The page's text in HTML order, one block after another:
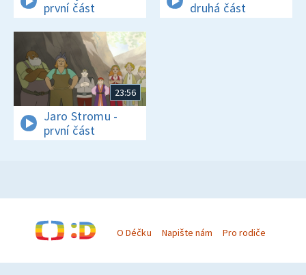
první část
druhá část
23:56
Jaro Stromu -
první část
O Déčku Napište nám Pro rodiče